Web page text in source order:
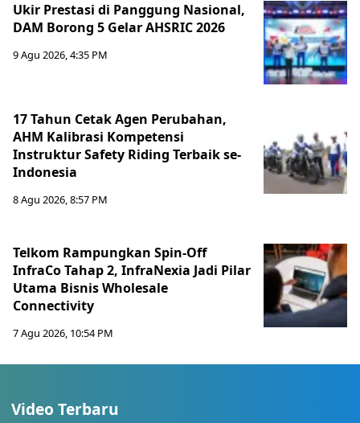
Ukir Prestasi di Panggung Nasional,
DAM Borong 5 Gelar AHSRIC 2026
9 Agu 2026, 4:35 PM
17 Tahun Cetak Agen Perubahan,
AHM Kalibrasi Kompetensi
Instruktur Safety Riding Terbaik se-
Indonesia
8 Agu 2026, 8:57 PM
Telkom Rampungkan Spin-Off
InfraCo Tahap 2, InfraNexia Jadi Pilar
Utama Bisnis Wholesale
Connectivity
7 Agu 2026, 10:54 PM
Video Terbaru